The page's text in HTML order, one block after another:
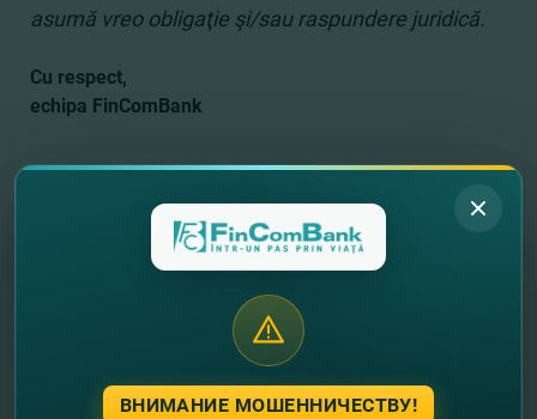
asumă vreo obligaţie şi/sau raspundere juridică.
Cu respect,
echipa FinComBank
Другие новости
ВНИМАНИЕ МОШЕННИЧЕСТВУ!